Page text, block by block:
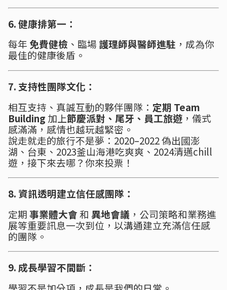
6. 健康排第一：
每年 免費健檢 、臨場 護理師與醫師進駐 ，成為你
最佳的健康後盾。
7. 支持性團隊文化：
相互支持、真誠互動的夥伴團隊： 定期 Team
Building 加上節慶派對、尾牙、員工旅遊 ，儀式
感滿滿，感情也越玩越緊密。
說走就走的旅行不是夢：2020–2022 偽出國澎
湖、台東、2023釜山海港吃爽爽、2024清邁chill
遊，接下來去哪？你來投票！
8. 資訊透明建立信任感團隊：
定期事業體大會和 異地會議 ，公司策略和業務進
展等重要訊息一次到位，以溝通建立充滿信任感
的團隊。
9. 成長學習不間斷：